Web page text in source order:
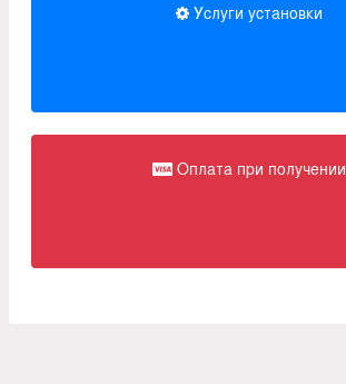
Услуги установки
Оплата при получении